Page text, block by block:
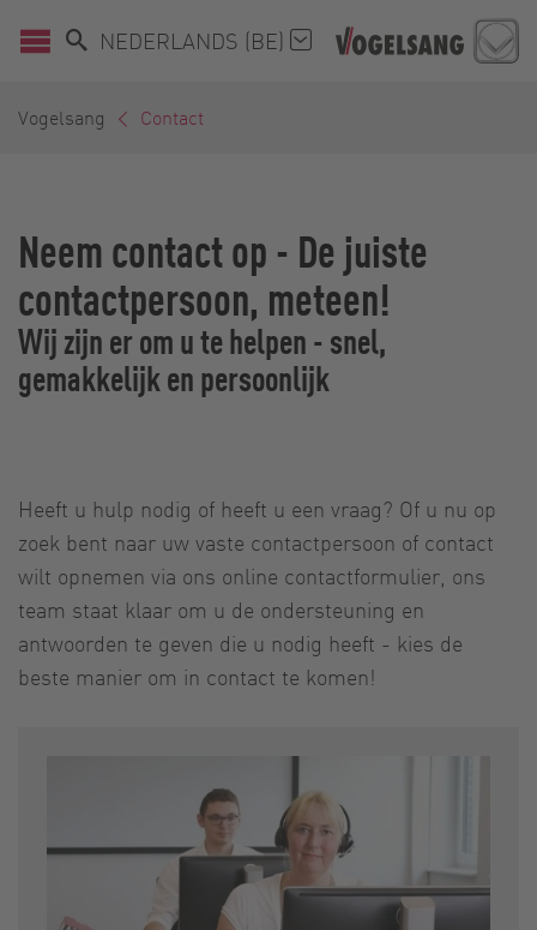
NEDERLANDS (BE)
Vogelsang Contact
Neem contact op - De juiste
contactpersoon, meteen!
Wij zijn er om u te helpen - snel,
gemakkelijk en persoonlijk
Heeft u hulp nodig of heeft u een vraag? Of u nu op
zoek bent naar uw vaste contactpersoon of contact
wilt opnemen via ons online contactformulier, ons
team staat klaar om u de ondersteuning en
antwoorden te geven die u nodig heeft - kies de
beste manier om in contact te komen!